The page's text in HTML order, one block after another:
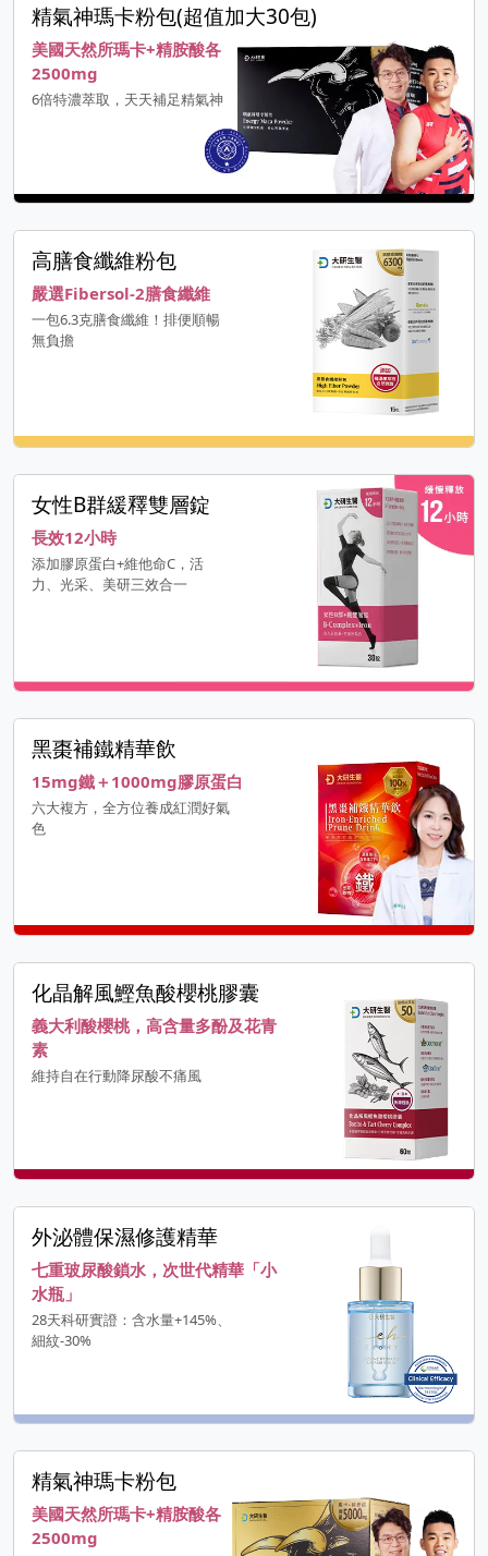
精氣神瑪卡粉包(超值加大30包)
美國天然所瑪卡+精胺酸各
2500mg
6倍特濃萃取，天天補足精氣神
高膳食纖維粉包
嚴選Fibersol-2膳食纖維
一包6.3克膳食纖維！排便順暢
無負擔
女性B群緩釋雙層錠
長效12小時
添加膠原蛋白+維他命C，活
力、光采、美研三效合一
黑棗補鐵精華飲
15mg鐵＋1000mg膠原蛋白
六大複方，全方位養成紅潤好氣
色
化晶解風鰹魚酸櫻桃膠囊
義大利酸櫻桃，高含量多酚及花青
素
維持自在行動降尿酸不痛風
外泌體保濕修護精華
七重玻尿酸鎖水，次世代精華「小
水瓶」
28天科研實證：含水量+145%、
細紋-30%
精氣神瑪卡粉包
美國天然所瑪卡+精胺酸各
2500mg